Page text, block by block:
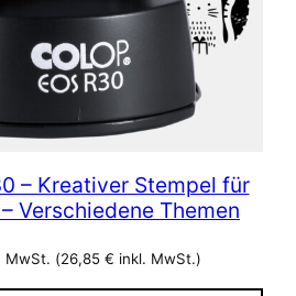
– Kreativer Stempel für
Verschiedene Themen
MwSt. (26,85 € inkl. MwSt.)